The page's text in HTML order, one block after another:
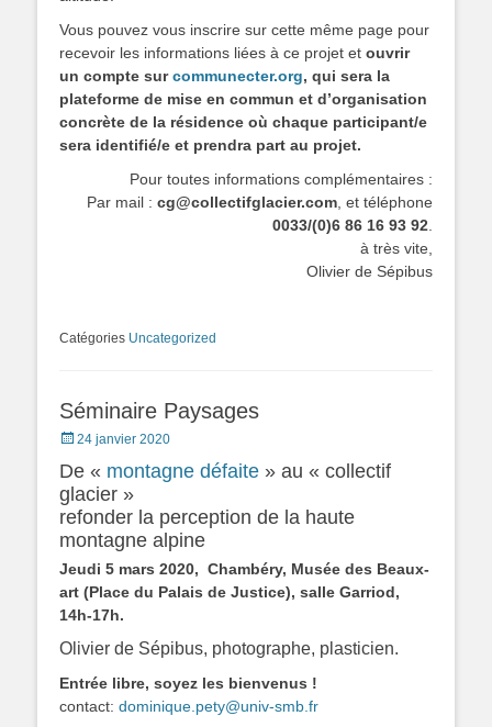
Vous pouvez vous inscrire sur cette même page pour
recevoir les informations liées à ce projet et ouvrir
un compte surcommunecter.org, qui sera la
plateforme de mise en commun et d’organisation
concrète de la résidence où chaque participant/e
sera identifié/e et prendra part au projet.
Pour toutes informations complémentaires :
Par mail : cg@collectifglacier.com , et téléphone
0033/(0)6 86 16 93 92
à très vite,
Olivier de Sépibus
Catégories Uncategorized
Séminaire Paysages
Posted
24 janvier 2020
De « montagne défaite » au « collectif
glacier »
refonder la perception de la haute
montagne alpine
Jeudi 5 mars 2020, Chambéry, Musée des Beaux-
art (Place du Palais de Justice), salle Garriod,
14h-17h.
Olivier de Sépibus, photographe, plasticien.
Entrée libre, soyez les bienvenus !
contact: dominique.pety@univ-smb.fr